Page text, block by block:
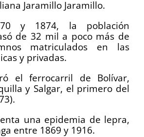
Jaramillo Jaramillo.
y 1874, la población
de 32 mil a poco más de
matriculados en las
y privadas.
el ferrocarril de Bolívar,
y Salgar, el primero del
una epidemia de lepra,
entre 1869 y 1916.